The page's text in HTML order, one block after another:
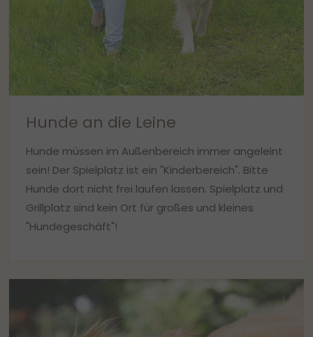
Hunde an die Leine
Hunde müssen im Außenbereich immer angeleint
sein! Der Spielplatz ist ein "Kinderbereich". Bitte
Hunde dort nicht frei laufen lassen. Spielplatz und
Grillplatz sind kein Ort für großes und kleines
"Hundegeschäft"!